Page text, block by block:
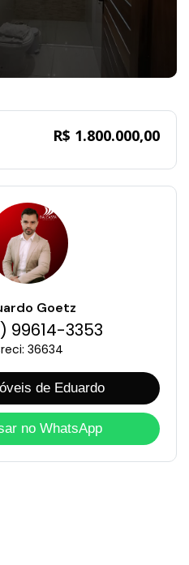
R$ 1.800.000,00
Goetz
99614-3353
36634
de Eduardo
no WhatsApp